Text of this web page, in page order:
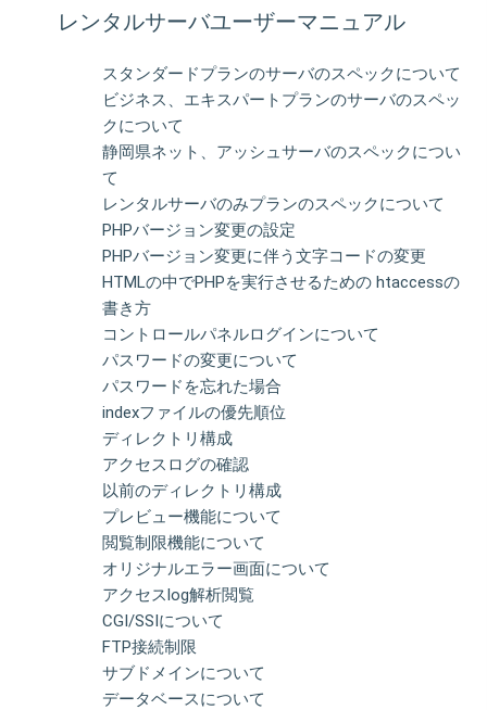
レンタルサーバユーザーマニュアル
スタンダードプランのサーバのスペックについて
ビジネス、エキスパートプランのサーバのスペッ
クについて
静岡県ネット、アッシュサーバのスペックについ
て
レンタルサーバのみプランのスペックについて
PHPバージョン変更の設定
PHPバージョン変更に伴う文字コードの変更
HTMLの中でPHPを実行させるための htaccessの
書き方
コントロールパネルログインについて
パスワードの変更について
パスワードを忘れた場合
indexファイルの優先順位
ディレクトリ構成
アクセスログの確認
以前のディレクトリ構成
プレビュー機能について
閲覧制限機能について
オリジナルエラー画面について
アクセスlog解析閲覧
CGI/SSIについて
FTP接続制限
サブドメインについて
データベースについて